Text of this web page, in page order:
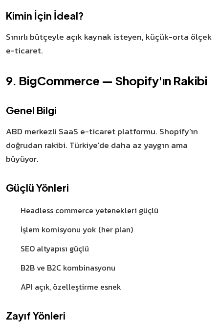
Kimin İçin İdeal?
Sınırlı bütçeyle açık kaynak isteyen, küçük-orta ölçek
e-ticaret.
9. BigCommerce — Shopify'ın Rakibi
Genel Bilgi
ABD merkezli SaaS e-ticaret platformu. Shopify'ın
doğrudan rakibi. Türkiye'de daha az yaygın ama
büyüyor.
Güçlü Yönleri
Headless commerce yetenekleri güçlü
İşlem komisyonu yok (her plan)
SEO altyapısı güçlü
B2B ve B2C kombinasyonu
API açık, özelleştirme esnek
Zayıf Yönleri